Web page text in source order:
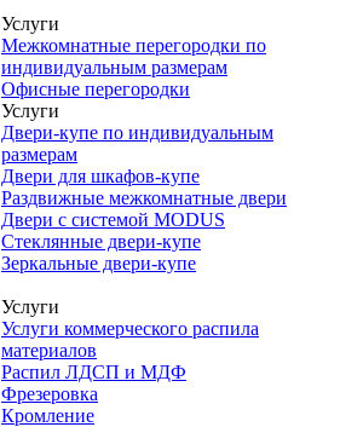
Услуги
Межкомнатные перегородки по
индивидуальным размерам
Офисные перегородки
Услуги
Двери-купе по индивидуальным
размерам
Двери для шкафов-купе
Раздвижные межкомнатные двери
Двери с системой MODUS
Стеклянные двери-купе
Зеркальные двери-купе
Услуги
Услуги коммерческого распила
материалов
Распил ЛДСП и МДФ
Фрезеровка
Кромление